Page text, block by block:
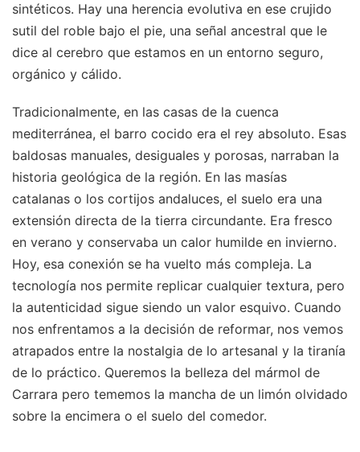
sintéticos. Hay una herencia evolutiva en ese crujido
sutil del roble bajo el pie, una señal ancestral que le
dice al cerebro que estamos en un entorno seguro,
orgánico y cálido.
Tradicionalmente, en las casas de la cuenca
mediterránea, el barro cocido era el rey absoluto. Esas
baldosas manuales, desiguales y porosas, narraban la
historia geológica de la región. En las masías
catalanas o los cortijos andaluces, el suelo era una
extensión directa de la tierra circundante. Era fresco
en verano y conservaba un calor humilde en invierno.
Hoy, esa conexión se ha vuelto más compleja. La
tecnología nos permite replicar cualquier textura, pero
la autenticidad sigue siendo un valor esquivo. Cuando
nos enfrentamos a la decisión de reformar, nos vemos
atrapados entre la nostalgia de lo artesanal y la tiranía
de lo práctico. Queremos la belleza del mármol de
Carrara pero tememos la mancha de un limón olvidado
sobre la encimera o el suelo del comedor.